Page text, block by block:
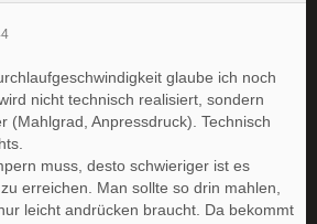
glaube ich noch
nicht technisch realisiert, sondern
(Mahlgrad, Anpressdruck). Technisch
muss, desto schwieriger ist es
erreichen. Man sollte so drin mahlen,
leicht andrücken braucht. Da bekommt